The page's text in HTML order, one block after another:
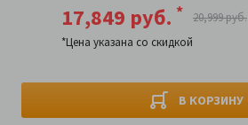
17,849 руб. *
*Цена указана со скидкой
20,999 руб.
В КОРЗИНУ